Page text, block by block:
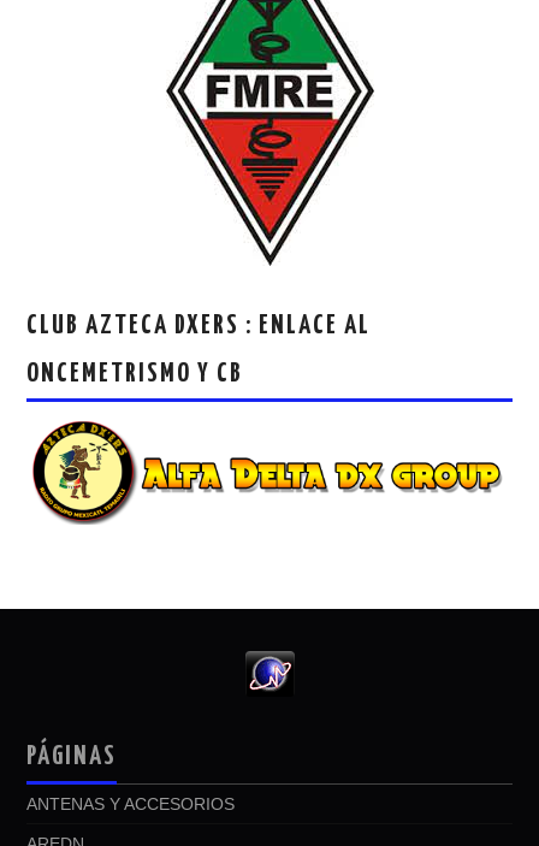
CLUB AZTECA DXERS : ENLACE AL
ONCEMETRISMO Y CB
PÁGINAS
ANTENAS Y ACCESORIOS